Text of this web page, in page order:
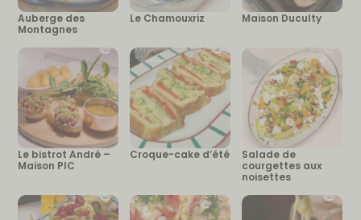
Auberge des
Montagnes
Le Chamouxriz Maison Duculty
Le bistrot André –
Maison PIC
Croque-cake d’été
Salade de
courgettes aux
noisettes